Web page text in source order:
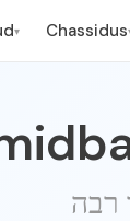
▾ Chassidus
רבה